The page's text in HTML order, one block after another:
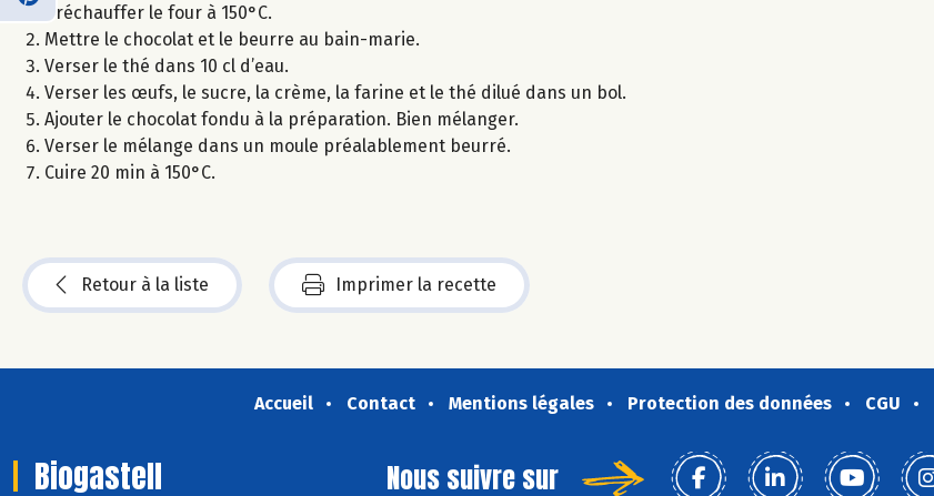
Préchauffer le four à 150°C.
Mettre le chocolat et le beurre au bain-marie.
Verser le thé dans 10 cl d’eau.
Verser les œufs, le sucre, la crème, la farine et le thé dilué dans un bol.
Ajouter le chocolat fondu à la préparation. Bien mélanger.
Verser le mélange dans un moule préalablement beurré.
Cuire 20 min à 150°C.
Retour à la liste Imprimer la recette
Accueil Contact Mentions légales Protection des données CGU
Biogastell Nous suivre sur